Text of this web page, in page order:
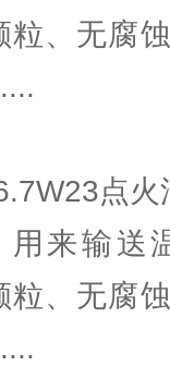
粒、无腐
点火
输送温
粒、无腐